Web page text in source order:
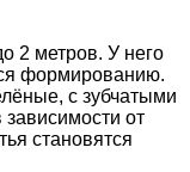
2 метров. У него
формированию.
с зубчатыми
от
становятся